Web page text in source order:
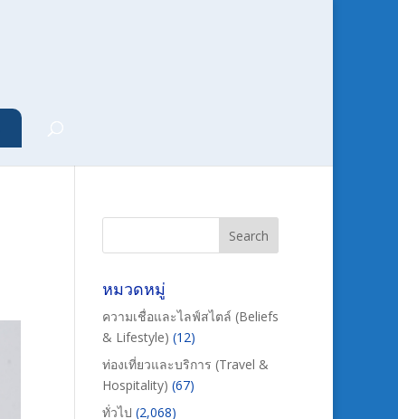
หมวดหมู่
ความเชื่อและไลฟ์สไตล์ (Beliefs
& Lifestyle) (12)
ท่องเที่ยวและบริการ (Travel &
Hospitality) (67)
ทั่วไป (2,068)